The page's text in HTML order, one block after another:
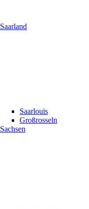
Saarland
Saarlouis
Großrosseln
Sachsen